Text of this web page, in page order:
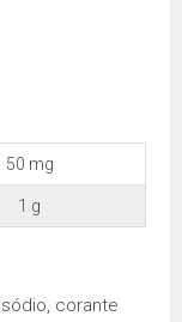
50 mg
1 g
corante